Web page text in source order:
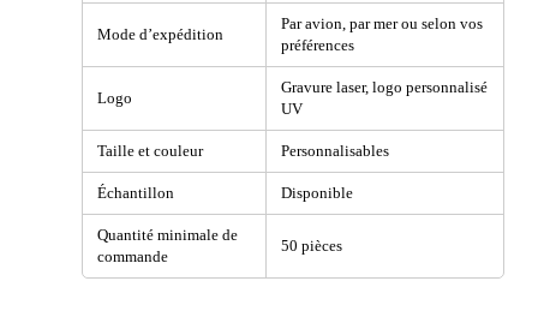
Mode d’expédition
Par avion, par mer ou selon vos
préférences
Logo
Gravure laser, logo personnalisé
UV
Taille et couleur Personnalisables
Échantillon Disponible
Quantité minimale de
commande
50 pièces